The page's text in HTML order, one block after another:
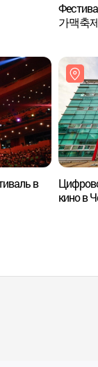
가맥축
в
кино в